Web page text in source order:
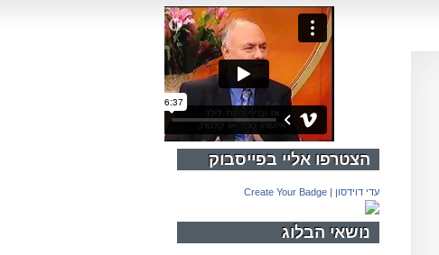
הצטרפו אליי בפייסבוק
עדי דוידסון |
Create Your Badge
נושאי הבלוג